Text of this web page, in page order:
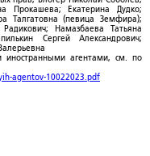
Прокашева; Екатерина Дудко;
Талгатовна (певица Земфира);
Намазбаева Татьяна
Сергей Александрович;
иностранными агентами, см. по
agentov-10022023.pdf